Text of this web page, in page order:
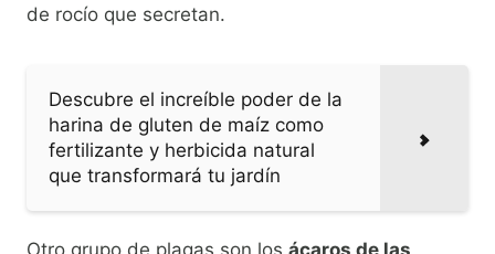
de rocío que secretan.
Descubre el increíble poder de la
harina de gluten de maíz como
fertilizante y herbicida natural
que transformará tu jardín